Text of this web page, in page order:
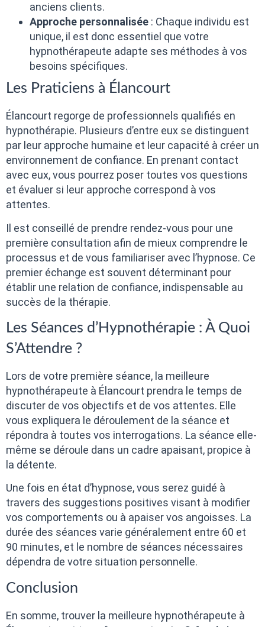
anciens clients.
Approche personnalisée : Chaque individu est
unique, il est donc essentiel que votre
hypnothérapeute adapte ses méthodes à vos
besoins spécifiques.
Les Praticiens à Élancourt
Élancourt regorge de professionnels qualifiés en
hypnothérapie. Plusieurs d’entre eux se distinguent
par leur approche humaine et leur capacité à créer un
environnement de confiance. En prenant contact
avec eux, vous pourrez poser toutes vos questions
et évaluer si leur approche correspond à vos
attentes.
Il est conseillé de prendre rendez-vous pour une
première consultation afin de mieux comprendre le
processus et de vous familiariser avec l’hypnose. Ce
premier échange est souvent déterminant pour
établir une relation de confiance, indispensable au
succès de la thérapie.
Les Séances d’Hypnothérapie : À Quoi
S’Attendre ?
Lors de votre première séance, la meilleure
hypnothérapeute à Élancourt prendra le temps de
discuter de vos objectifs et de vos attentes. Elle
vous expliquera le déroulement de la séance et
répondra à toutes vos interrogations. La séance elle-
même se déroule dans un cadre apaisant, propice à
la détente.
Une fois en état d’hypnose, vous serez guidé à
travers des suggestions positives visant à modifier
vos comportements ou à apaiser vos angoisses. La
durée des séances varie généralement entre 60 et
90 minutes, et le nombre de séances nécessaires
dépendra de votre situation personnelle.
Conclusion
En somme, trouver la meilleure hypnothérapeute à